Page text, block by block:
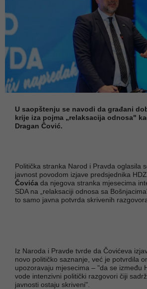
U saopštenju se navodi da građani
krije iza pojma „relaksacija odnosa"
Dragan Čović.
Politička stranka Narod i Pravda oglasila
javnost povodom izjave predsjednika
Čovića da njegova stranka mjesecima
SDA na „relaksaciji odnosa sa
to samo javna potvrda skrivenih
Iz Naroda i Pravde tvrde da Čovićeva
novo političko saznanje, već je potvrdila
upozoravaju mjesecima – "da se između
vode intenzivni politički razgovori čiji
javnosti ostaju skriveni".